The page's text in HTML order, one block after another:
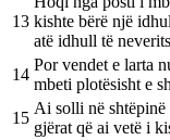
13 kishte bërë një
atë idhull të
14
Por vendet e larta
mbeti plotësisht e
15
Ai solli në shtëpinë
gjërat që ai vetë i